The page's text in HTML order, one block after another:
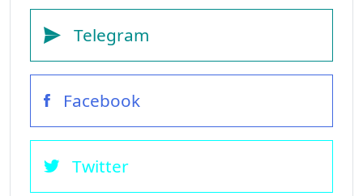
Telegram
Facebook
Twitter